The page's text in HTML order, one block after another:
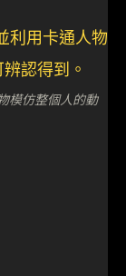
模仿整個人的動